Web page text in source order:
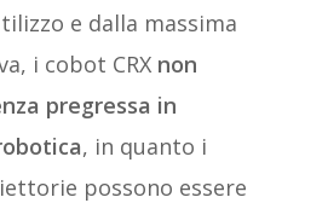
e dalla massima
i cobot CRX non
pregressa in
, in quanto i
possono essere